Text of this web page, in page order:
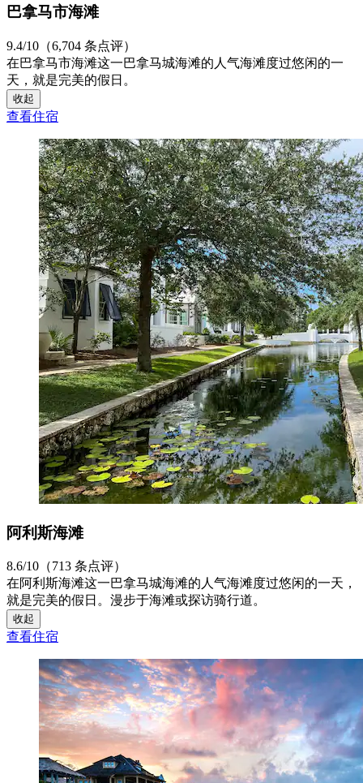
巴拿马市海滩
9.4/10（6,704 条点评）
在巴拿马市海滩这一巴拿马城海滩的人气海滩度过悠闲的一
天，就是完美的假日。
收起
查看住宿
阿利斯海滩
8.6/10（713 条点评）
在阿利斯海滩这一巴拿马城海滩的人气海滩度过悠闲的一天，
就是完美的假日。漫步于海滩或探访骑行道。
收起
查看住宿